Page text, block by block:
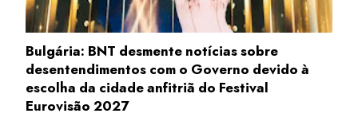
Bulgária: BNT desmente notícias sobre
desentendimentos com o Governo devido à
escolha da cidade anfitriã do Festival
Eurovisão 2027